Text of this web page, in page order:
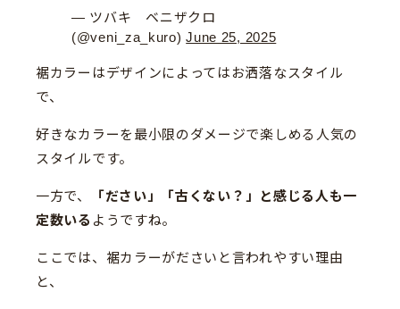
— ツバキ ベニザクロ
(@veni_za_kuro)June 25, 2025
裾カラーはデザインによってはお洒落なスタイル
で、
好きなカラーを最小限のダメージで楽しめる人気の
スタイルです。
一方で、
「ださい」「古くない？」と感じる人も一
定数いる ようですね。
ここでは、裾カラーがださいと言われやすい理由
と、